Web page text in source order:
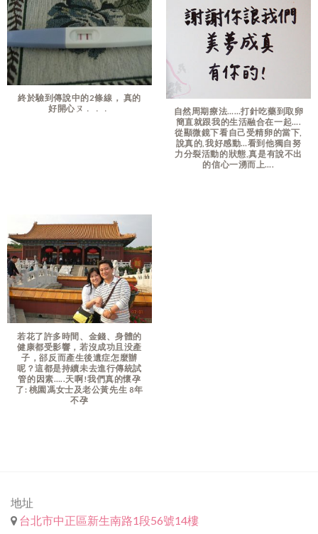
終於驗到傳說中的2條線， 真的
好開心ㄡ﹒﹒﹒
自然周期療法……打針吃藥到取卵
簡直就跟我的生活融合在一起….
從顯微鏡下看自己受精卵的當下,
說真的,我好感動…看到他獨自努
力分裂活動的狀態,真是有說不出
的信心一湧而上….
若花了許多時間、金錢、身體的
健康都受影響，若沒成功且没產
子，郤反而產生後遺症怎麼辦
呢？這都是持續未去進行傳統試
管的因素…..天啊!我們真的懷孕
了: 桃園馮女士及老公黃先生 8年
不孕
地址
台北市中正區新生南路1段56號14樓